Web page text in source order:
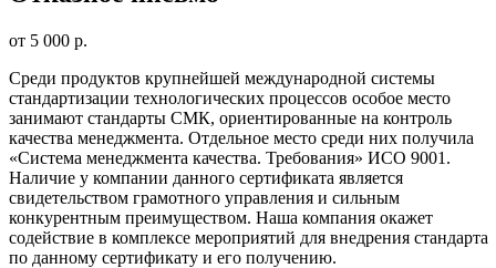
от 5 000 р.
Среди продуктов крупнейшей международной системы
стандартизации технологических процессов особое место
занимают стандарты СМК, ориентированные на контроль
качества менеджмента. Отдельное место среди них получила
«Система менеджмента качества. Требования» ИСО 9001.
Наличие у компании данного сертификата является
свидетельством грамотного управления и сильным
конкурентным преимуществом. Наша компания окажет
содействие в комплексе мероприятий для внедрения стандарта
по данному сертификату и его получению.